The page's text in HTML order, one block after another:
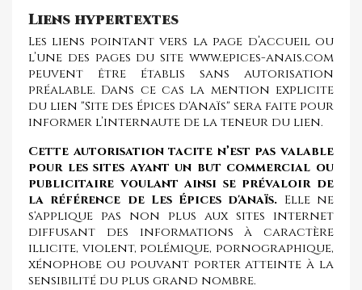
Liens hypertextes
Les liens pointant vers la page d’accueil ou
l’une des pages du site www.epices-anais.com
peuvent être établis sans autorisation
préalable. Dans ce cas la mention explicite
du lien "Site des Épices d'Anaïs" sera faite pour
informer l’internaute de la teneur du lien.
Cette autorisation tacite n’est pas valable
pour les sites ayant un but commercial ou
publicitaire voulant ainsi se prévaloir de
la référence de Les Épices d'Anaïs. Elle ne
s‘applique pas non plus aux sites internet
diffusant des informations à caractère
illicite, violent, polémique, pornographique,
xénophobe ou pouvant porter atteinte à la
sensibilité du plus grand nombre.